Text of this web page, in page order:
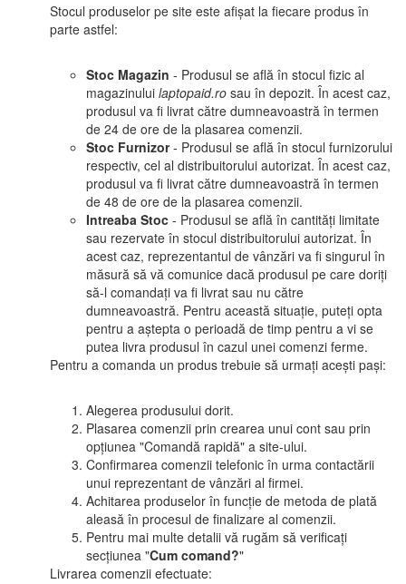
Stocul produselor pe site este afișat la fiecare produs în
parte astfel:
Stoc Magazin - Produsul se află în stocul fizic al
magazinului laptopaid.ro sau în depozit. În acest caz,
produsul va fi livrat către dumneavoastră în termen
de 24 de ore de la plasarea comenzii.
Stoc Furnizor- Produsul se află în stocul furnizorului
respectiv, cel al distribuitorului autorizat. În acest caz,
produsul va fi livrat către dumneavoastră în termen
de 48 de ore de la plasarea comenzii.
Intreaba Stoc - Produsul se află în cantități limitate
sau rezervate în stocul distribuitorului autorizat. În
acest caz, reprezentantul de vânzări va fi singurul în
măsură să vă comunice dacă produsul pe care doriți
să-l comandați va fi livrat sau nu către
dumneavoastră. Pentru această situație, puteți opta
pentru a aștepta o perioadă de timp pentru a vi se
putea livra produsul în cazul unei comenzi ferme.
Pentru a comanda un produs trebuie să urmați acești pași:
Alegerea produsului dorit.
Plasarea comenzii prin crearea unui cont sau prin
opțiunea "Comandă rapidă" a site-ului.
Confirmarea comenzii telefonic în urma contactării
unui reprezentant de vânzări al firmei.
Achitarea produselor în funcție de metoda de plată
aleasă în procesul de finalizare al comenzii.
Pentru mai multe detalii vă rugăm să verificați
secțiunea "Cum comand?"
Livrarea comenzii efectuate: